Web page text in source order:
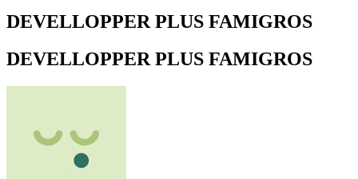
DEVELLOPPER PLUS FAMIGROS
DEVELLOPPER PLUS FAMIGROS